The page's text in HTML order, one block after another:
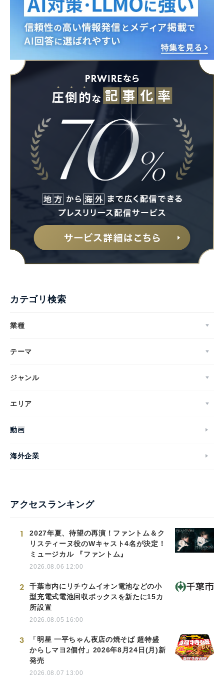
カテゴリ検索
業種
テーマ
ジャンル
エリア
動画
海外企業
アクセスランキング
1
2027年夏、待望の再演！ファントム＆ク
リスティーヌ役のWキャスト4名が決定！
ミュージカル 『ファントム』
2026.08.06 12:00
2
千葉市内にリチウムイオン電池などの小
型充電式電池回収ボックスを新たに15カ
所設置
2026.08.05 16:00
3
「明星 一平ちゃん夜店の焼そば 超特盛
からしマヨ2個付」2026年8月24日(月)新
発売
2026.08.07 13:00